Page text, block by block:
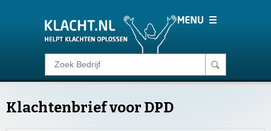
Klacht melden
Consumentenrecht
Klachtenbrief voor DPD